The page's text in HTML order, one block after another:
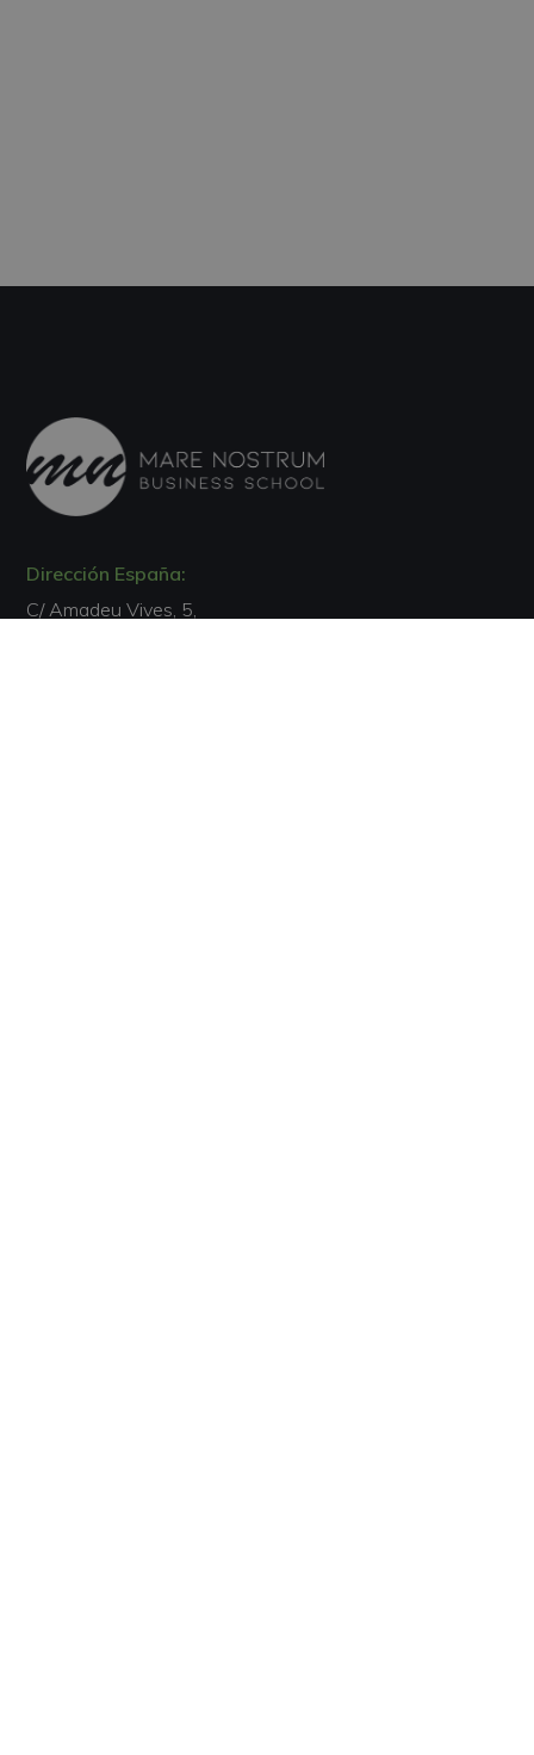
Dirección España:
C/ Amadeu Vives, 5,